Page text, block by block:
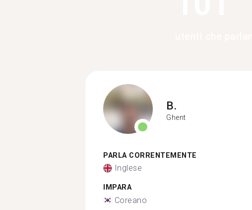
B.
Ghent
PARLA CORRENTEMENTE
Inglese
IMPARA
Coreano